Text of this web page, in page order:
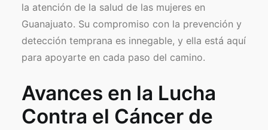
la atención de la salud de las mujeres en
Guanajuato. Su compromiso con la prevención y
detección temprana es innegable, y ella está aquí
para apoyarte en cada paso del camino.
Avances en la Lucha
Contra el Cáncer de